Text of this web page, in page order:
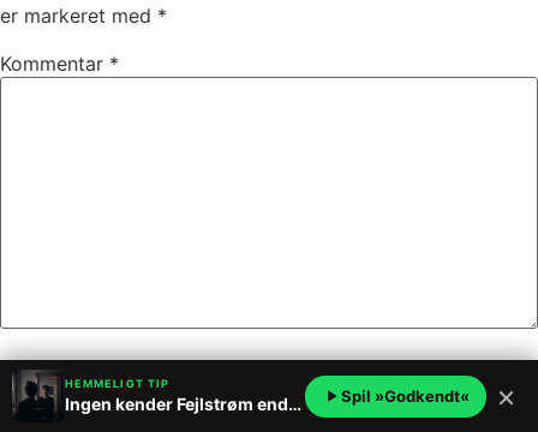
er markeret med *
Kommentar *
Navn*
HEMMELIGT TIP
Ingen kender Fejlstrøm endnu – vær blandt de første Spil »Godkendt« ×